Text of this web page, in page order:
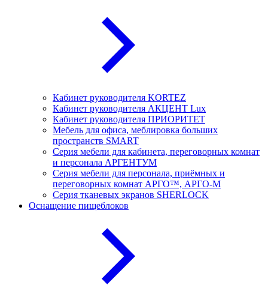
Кабинет руководителя KORTEZ
Кабинет руководителя АКЦЕНТ Lux
Кабинет руководителя ПРИОРИТЕТ
Мебель для офиса, меблировка больших
пространств SMART
Серия мебели для кабинета, переговорных комнат
и персонала АРГЕНТУМ
Серия мебели для персонала, приёмных и
переговорных комнат АРГО™, АРГО-М
Серия тканевых экранов SHERLOCK
Оснащение пищеблоков